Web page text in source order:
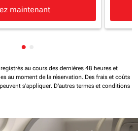
maintenant
Affichage de cmp-pagination-
au cours des dernières 48 heures et
au moment de la réservation. Des frais et coûts
s'appliquer. D'autres termes et conditions